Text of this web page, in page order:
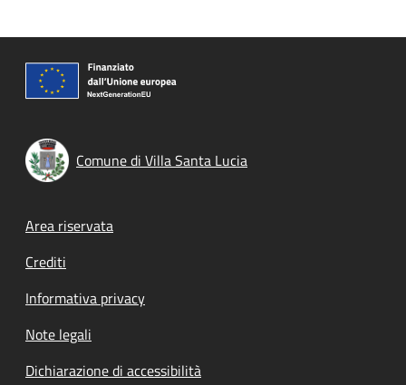
Comune di Villa Santa Lucia
Footer menu
Area riservata
Crediti
Informativa privacy
Note legali
Dichiarazione di accessibilità